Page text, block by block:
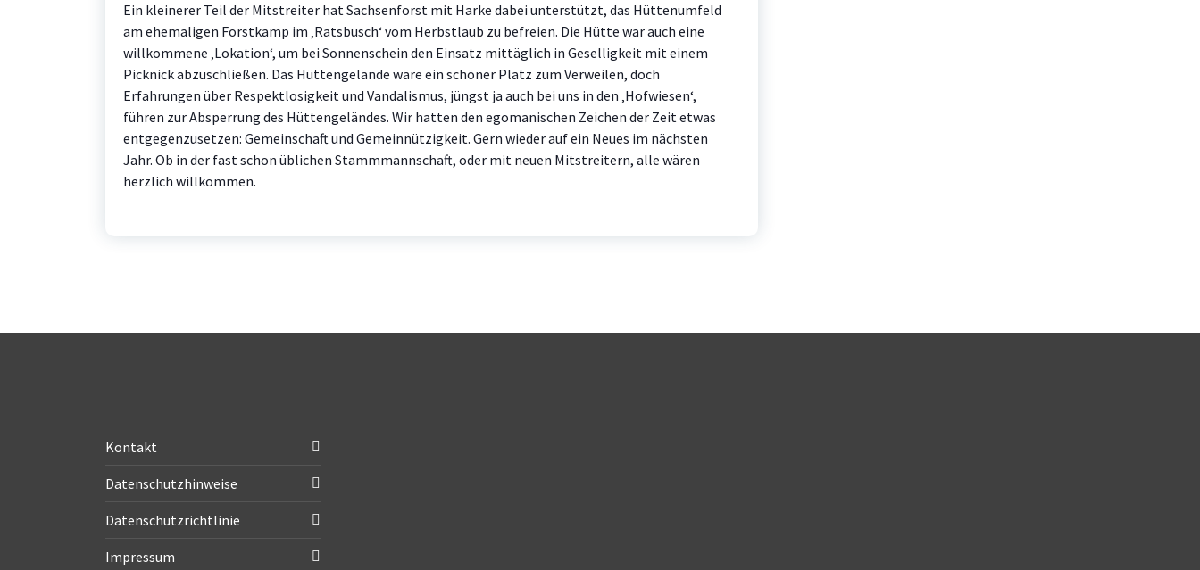
Ein kleinerer Teil der Mitstreiter hat Sachsenforst mit Harke dabei unterstützt, das Hüttenumfeld
am ehemaligen Forstkamp im ‚Ratsbusch‘ vom Herbstlaub zu befreien. Die Hütte war auch eine
willkommene ‚Lokation‘, um bei Sonnenschein den Einsatz mittäglich in Geselligkeit mit einem
Picknick abzuschließen. Das Hüttengelände wäre ein schöner Platz zum Verweilen, doch
Erfahrungen über Respektlosigkeit und Vandalismus, jüngst ja auch bei uns in den ‚Hofwiesen‘,
führen zur Absperrung des Hüttengeländes. Wir hatten den egomanischen Zeichen der Zeit etwas
entgegenzusetzen: Gemeinschaft und Gemeinnützigkeit. Gern wieder auf ein Neues im nächsten
Jahr. Ob in der fast schon üblichen Stammmannschaft, oder mit neuen Mitstreitern, alle wären
herzlich willkommen.
Kontakt
Datenschutzhinweise
Datenschutzrichtlinie
Impressum